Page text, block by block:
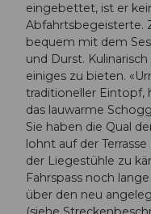
eingebettet, ist er
Abfahrtsbegeisterte.
bequem mit dem
und Durst.
einiges zu bieten.
traditioneller Eintopf,
das lauwarme
Sie haben die Qual
lohnt auf der
der Liegestühle zu
Fahrspass noch
über den neu